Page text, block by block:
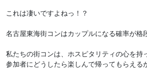
これは凄いですよねっ！？
名古屋東海街コンはカップルになる確率が格
私たちの街コンは、ホスピタリティの心を持
参加者にどうしたら楽しんで帰ってもらえる